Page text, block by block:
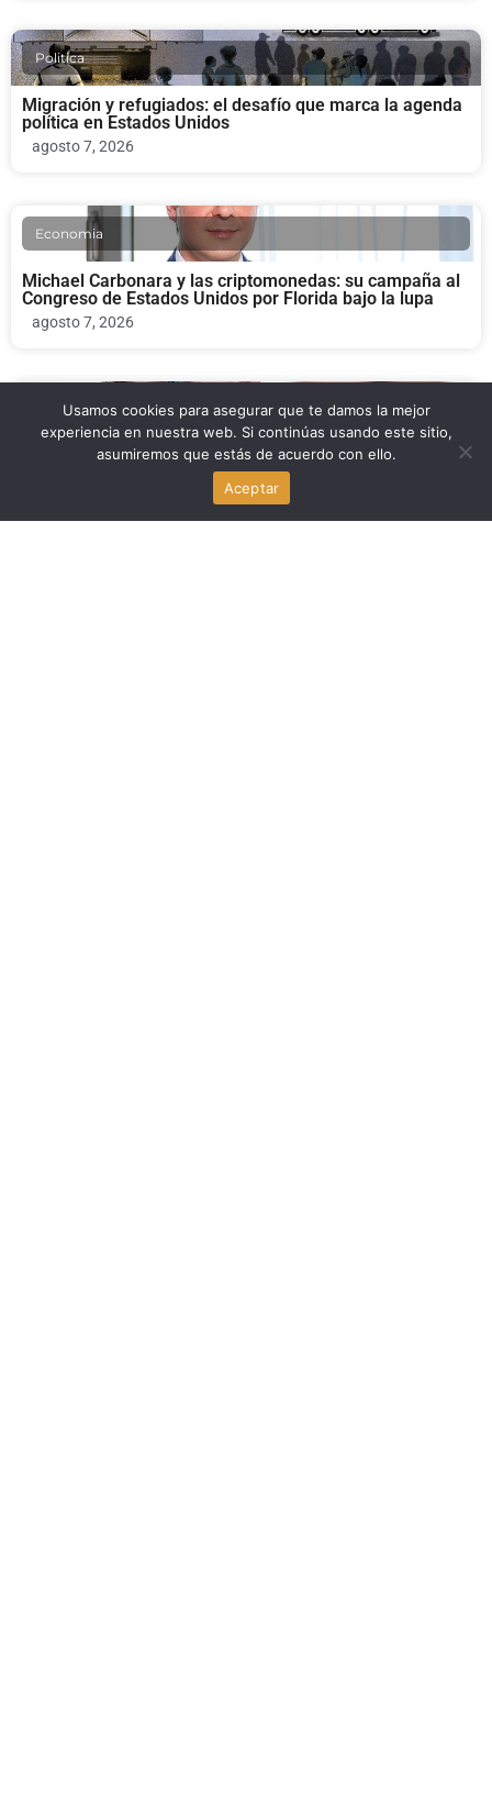
Politica
Migración y refugiados: el desafío que marca la agenda
política en Estados Unidos
agosto 7, 2026
Economia
Michael Carbonara y las criptomonedas: su campaña al
Congreso de Estados Unidos por Florida bajo la lupa
agosto 7, 2026
Economia
Juez federal bloquea la reforma de HUD para atender la
falta de vivienda en EE.UU.
Usamos cookies para asegurar que te damos la mejor
experiencia en nuestra web. Si continúas usando este sitio,
asumiremos que estás de acuerdo con ello.
Aceptar